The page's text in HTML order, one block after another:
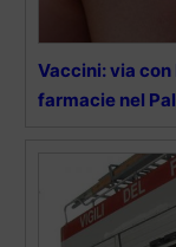
Vaccini: via
farmacie nel